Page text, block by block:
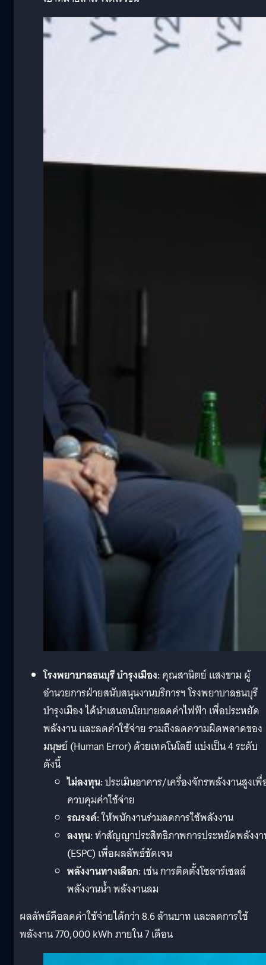
โรงพยาบาลธนบุรี บำรุงเมือง:คุณสานิตย์ แสงขาม ผู้
อำนวยการฝ่ายสนับสนุนงานบริการฯ โรงพยาบาลธนบุรี
บำรุงเมือง ได้นำเสนอนโยบายลดค่าไฟฟ้า เพื่อประหยัด
พลังงาน และลดค่าใช้จ่าย รวมถึงลดความผิดพลาดของ
มนุษย์ (Human Error) ด้วยเทคโนโลยี แบ่งเป็น 4 ระดับ
ดังนี้
ไม่ลงทุน:ประเมินอาคาร/เครื่องจักรพลังงานสูงเ
ควบคุมค่าใช้จ่าย
รณรงค์:ให้พนักงานร่วมลดการใช้พลังงาน
ลงทุน:ทำสัญญาประสิทธิภาพการประหยัดพลังง
(ESPC) เพื่อผลลัพธ์ชัดเจน
พลังงานทางเลือก:เช่น การติดตั้งโซลาร์เซลล์
พลังงานน้ำ พลังงานลม
ผลลัพธ์คือลดค่าใช้จ่ายได้กว่า 8.6 ล้านบาท และลดการใช้
พลังงาน 770,000 kWh ภายใน 7 เดือน